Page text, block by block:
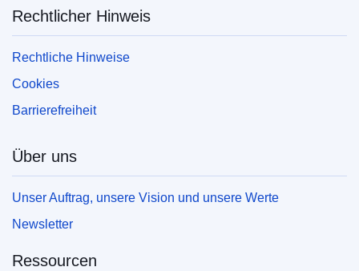
Rechtlicher Hinweis
Rechtliche Hinweise
Cookies
Barrierefreiheit
Über uns
Unser Auftrag, unsere Vision und unsere Werte
Newsletter
Ressourcen